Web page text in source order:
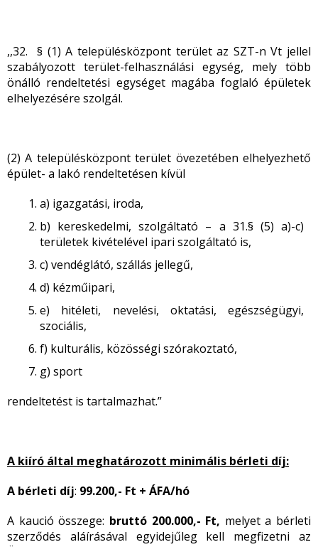
,,32. § (1) A településközpont terület az SZT-n Vt jellel
szabályozott terület-felhasználási egység, mely több
önálló rendeltetési egységet magába foglaló épületek
elhelyezésére szolgál.
(2) A településközpont terület övezetében elhelyezhető
épület- a lakó rendeltetésen kívül
a) igazgatási, iroda,
b) kereskedelmi, szolgáltató – a 31.§ (5) a)-c)
területek kivételével ipari szolgáltató is,
c) vendéglátó, szállás jellegű,
d) kézműipari,
e) hitéleti, nevelési, oktatási, egészségügyi,
szociális,
f) kulturális, közösségi szórakoztató,
g) sport
rendeltetést is tartalmazhat.”
A kiíró által meghatározott minimális bérleti díj:
A bérleti díj: 99.200,- Ft + ÁFA/hó
A kaució összege: bruttó 200.000,- Ft, melyet a bérleti
szerződés aláírásával egyidejűleg kell megfizetni az